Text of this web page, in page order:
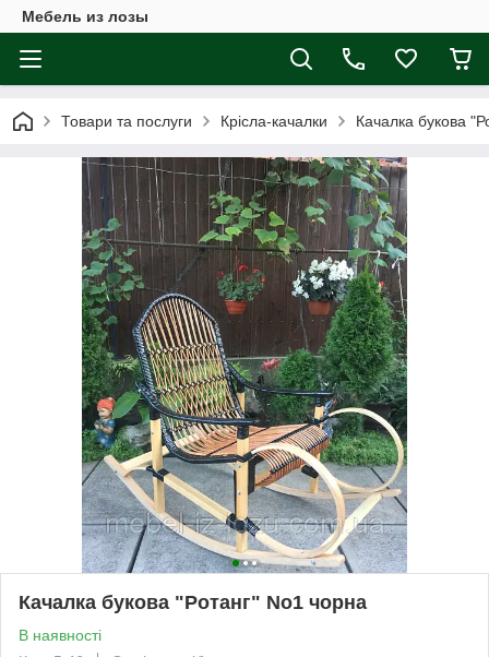
Мебель из лозы
Товари та послуги Крісла-качалки Качалка букова
Качалка букова "Ротанг" No1 чорна
В наявності